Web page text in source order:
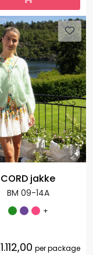
CORD jakke
BM 09-14A
+
1.112,00 per package